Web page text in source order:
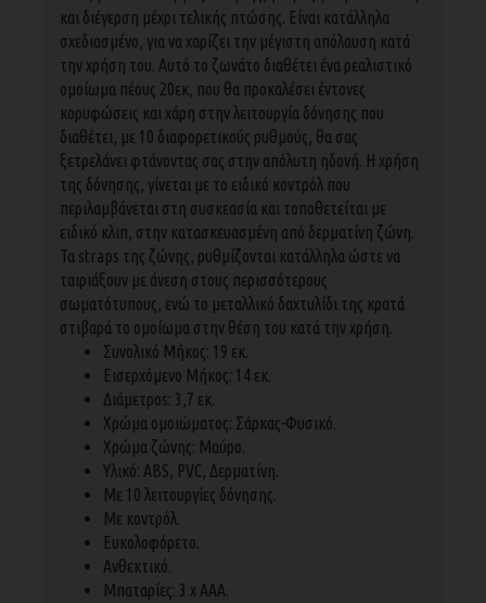
και διέγερση μέχρι τελικής πτώσης. Είναι κατάλληλα
σχεδιασμένο, για να χαρίζει την μέγιστη απόλαυση κατά
την χρήση του. Αυτό το ζωνάτο διαθέτει ένα ρεαλιστικό
ομοίωμα πέους 20εκ, που θα προκαλέσει έντονες
κορυφώσεις και χάρη στην λειτουργία δόνησης που
διαθέτει, με 10 διαφορετικούς ρυθμούς, θα σας
ξετρελάνει φτάνοντας σας στην απόλυτη ηδονή. Η χρήση
της δόνησης, γίνεται με το ειδικό κοντρόλ που
περιλαμβάνεται στη συσκεασία και τοποθετείται με
ειδικό κλιπ, στην κατασκευασμένη από δερματίνη ζώνη.
Τα straps της ζώνης, ρυθμίζονται κατάλληλα ώστε να
ταιριάξουν με άνεση στους περισσότερους
σωματότυπους, ενώ το μεταλλικό δαχτυλίδι της κρατά
στιβαρά το ομοίωμα στην θέση του κατά την χρήση.
Συνολικό Μήκος: 19 εκ.
Εισερχόμενο Μήκος: 14 εκ.
Διάμετροs: 3,7 εκ.
Χρώμα ομοιώματος: Σάρκας-Φυσικό.
Χρώμα ζώνης: Μαύρο.
Υλικό: ABS, PVC, Δερματίνη.
Με 10 λειτουργίες δόνησης.
Με κοντρόλ.
Ευκολοφόρετο.
Ανθεκτικό.
Μπαταρίες: 3 x AAA.